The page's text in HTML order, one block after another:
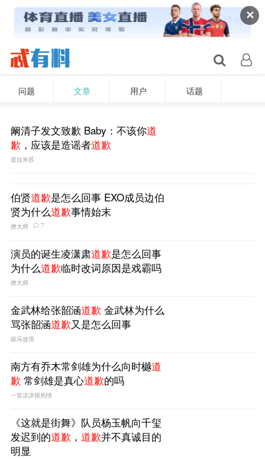
✕
问题 文章 用户 话题
阚清子发文致歉 Baby：不该你道
歉 ，应该是造谣者道歉
提拉米苏
伯贤道歉是怎么回事 EXO成员边伯
贤为什么道歉事情始末
撩大师 7
演员的诞生凌潇肃道歉是怎么回事
为什么道歉临时改词原因是戏霸吗
撩大师
金武林给张韶涵道歉 金武林为什么
骂张韶涵道歉又是怎么回事
娱乐放浪
南方有乔木常剑雄为什么向时樾道
歉 常剑雄是真心道歉的吗
一首凉凉很热情
《这就是街舞》队员杨玉帆向千玺
发迟到的道歉 ， 道歉并不真诚目的
明显